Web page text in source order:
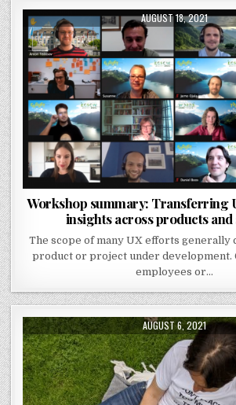
PUBLISHED DATE:
AUGUST 18, 2021
Workshop summary: Transferring
insights across products and
The scope of many UX efforts generally
product or project under development.
employees or…
PUBLISHED DATE:
AUGUST 6, 2021